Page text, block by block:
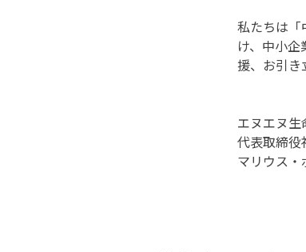
私たちは「
け、中小
援、お引き
エヌエヌ生
代表取締役
マリウス・